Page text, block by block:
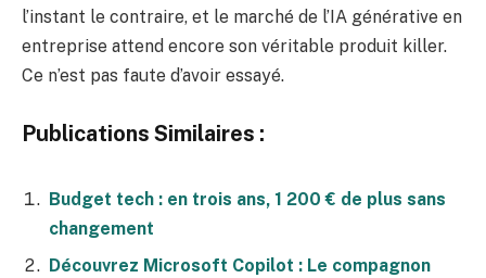
l’instant le contraire, et le marché de l’IA générative en
entreprise attend encore son véritable produit killer.
Ce n’est pas faute d’avoir essayé.
Publications Similaires :
Budget tech : en trois ans, 1 200 € de plus sans
changement
Découvrez Microsoft Copilot : Le compagnon